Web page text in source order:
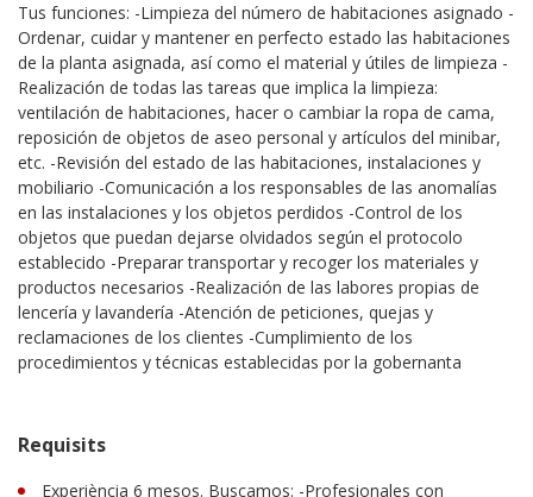
Tus funciones: -Limpieza del número de habitaciones asignado -
Ordenar, cuidar y mantener en perfecto estado las habitaciones
de la planta asignada, así como el material y útiles de limpieza -
Realización de todas las tareas que implica la limpieza:
ventilación de habitaciones, hacer o cambiar la ropa de cama,
reposición de objetos de aseo personal y artículos del minibar,
etc. -Revisión del estado de las habitaciones, instalaciones y
mobiliario -Comunicación a los responsables de las anomalías
en las instalaciones y los objetos perdidos -Control de los
objetos que puedan dejarse olvidados según el protocolo
establecido -Preparar transportar y recoger los materiales y
productos necesarios -Realización de las labores propias de
lencería y lavandería -Atención de peticiones, quejas y
reclamaciones de los clientes -Cumplimiento de los
procedimientos y técnicas establecidas por la gobernanta
Requisits
Experiència 6 mesos. Buscamos: -Profesionales con